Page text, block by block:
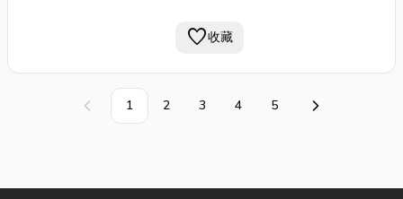
favorite收藏
上一頁 1 2 3 4 5 下一頁